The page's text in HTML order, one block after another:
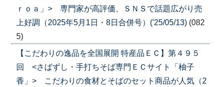
ｒｏａ」> 専門家が高評価、ＳＮＳで話題広がり売
上好調（2025年5月1日・8日合併号）('25/05/13) (082
5)
【こだわりの逸品を全国展開 特産品ＥＣ】第４９５
回 <さばずし・手打ちそば専門ＥＣサイト「柚子
香」> こだわりの食材とそばのセット商品が人気（2